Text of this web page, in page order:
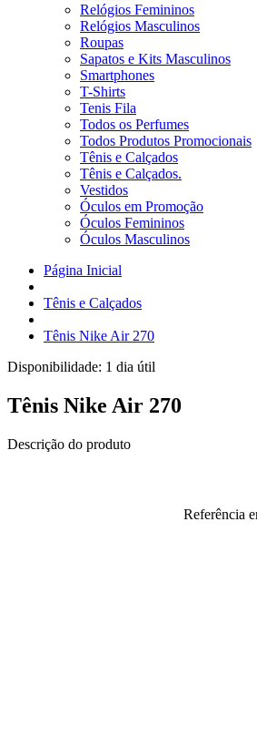
Relógios Femininos
Relógios Masculinos
Roupas
Sapatos e Kits Masculinos
Smartphones
T-Shirts
Tenis Fila
Todos os Perfumes
Todos Produtos Promocionais
Tênis e Calçados
Tênis e Calçados.
Vestidos
Óculos em Promoção
Óculos Femininos
Óculos Masculinos
Página Inicial
Tênis e Calçados
Tênis Nike Air 270
Disponibilidade: 1 dia útil
Tênis Nike Air 270
Descrição do produto
Referência